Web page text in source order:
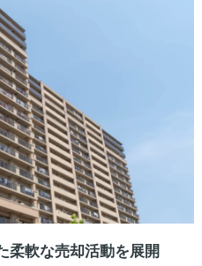
柔軟な売却活動を展開